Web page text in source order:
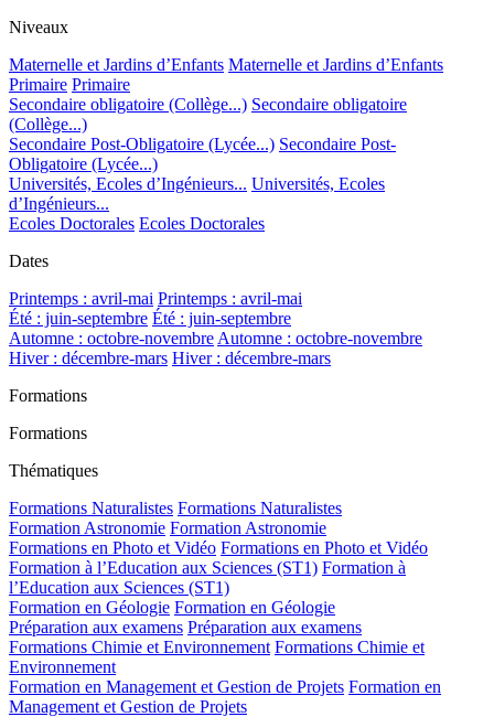
Niveaux
Maternelle et Jardins d’Enfants Maternelle et Jardins d’Enfants
Primaire Primaire
Secondaire obligatoire (Collège...) Secondaire obligatoire
(Collège...)
Secondaire Post-Obligatoire (Lycée...) Secondaire Post-
Obligatoire (Lycée...)
Universités, Ecoles d’Ingénieurs... Universités, Ecoles
d’Ingénieurs...
Ecoles Doctorales Ecoles Doctorales
Dates
Printemps : avril-mai Printemps : avril-mai
Été : juin-septembre Été : juin-septembre
Automne : octobre-novembre Automne : octobre-novembre
Hiver : décembre-mars Hiver : décembre-mars
Formations
Formations
Thématiques
Formations Naturalistes Formations Naturalistes
Formation Astronomie Formation Astronomie
Formations en Photo et Vidéo Formations en Photo et Vidéo
Formation à l’Education aux Sciences (ST1) Formation à
l’Education aux Sciences (ST1)
Formation en Géologie Formation en Géologie
Préparation aux examens Préparation aux examens
Formations Chimie et Environnement Formations Chimie et
Environnement
Formation en Management et Gestion de Projets Formation en
Management et Gestion de Projets